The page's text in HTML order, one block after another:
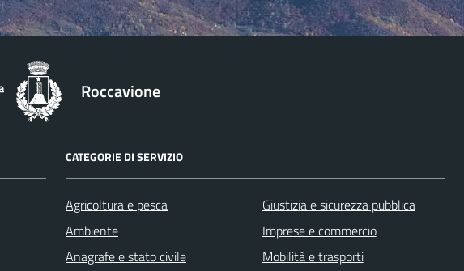
Roccavione
CATEGORIE DI SERVIZIO
Agricoltura e pesca
Ambiente
Anagrafe e stato civile
Giustizia e sicurezza pubblica
Imprese e commercio
Mobilità e trasporti